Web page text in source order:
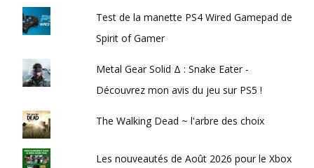
Test de la manette PS4 Wired Gamepad de
Spirit of Gamer
Metal Gear Solid Δ : Snake Eater -
Découvrez mon avis du jeu sur PS5 !
The Walking Dead ~ l'arbre des choix
Les nouveautés de Août 2026 pour le Xbox